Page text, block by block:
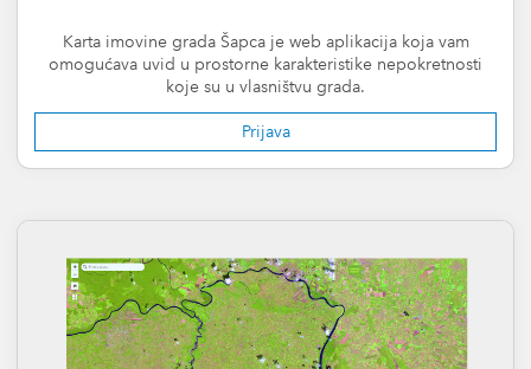
Karta imovine grada Šapca je web aplikacija koja vam
omogućava uvid u prostorne karakteristike nepokretnosti
koje su u vlasništvu grada.
Prijava